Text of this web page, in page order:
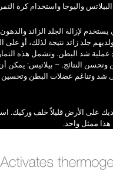
واليوجا واستخدام كرة
لإزالة الجلد الزائد
جلد زائد نتيجة لذلك، أو
عملية شد البطن. وتشمل هذه
النتائج. – بيلاتيس: يمكن
وتناغم عضلات البطن وتحسين
الأرض قليلاً خلف وركيك.
هذا ممثل واحد.